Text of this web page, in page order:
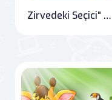
Zirvedeki Seçici" which translates to "The Picker on Top